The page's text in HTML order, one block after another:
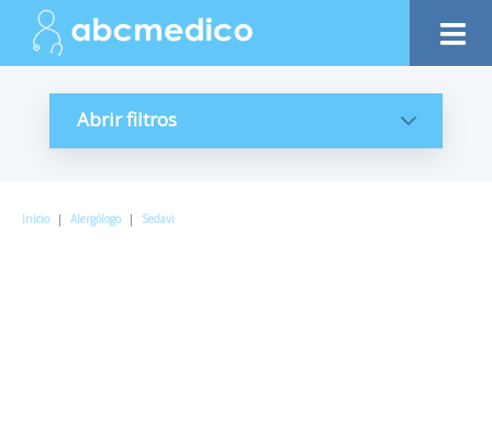
Abrir filtros
Inicio | Alergólogo | Sedavi